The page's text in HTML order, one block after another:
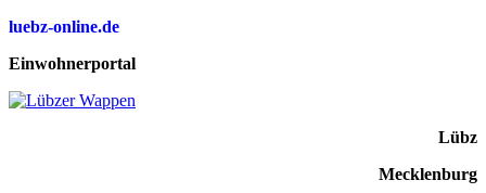
luebz-online.de
Einwohnerportal
Lübz
Mecklenburg